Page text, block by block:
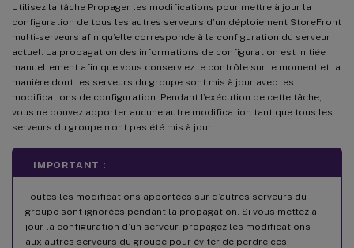
Utilisez la tâche Propager les modifications pour mettre à jour la
configuration de tous les autres serveurs d’un déploiement StoreFront
multi-serveurs afin qu’elle corresponde à la configuration du serveur
actuel. La propagation des informations de configuration est initiée
manuellement afin que vous conserviez le contrôle sur le moment et la
manière dont les serveurs du groupe sont mis à jour avec les
modifications de configuration. Pendant l’exécution de cette tâche,
vous ne pouvez apporter aucune autre modification tant que tous les
serveurs du groupe n’ont pas été mis à jour.
IMPORTANT :
Toutes les modifications apportées sur d’autres serveurs du
groupe sont ignorées pendant la propagation. Si vous mettez à
jour la configuration d’un serveur, propagez les modifications
aux autres serveurs du groupe pour éviter de perdre ces